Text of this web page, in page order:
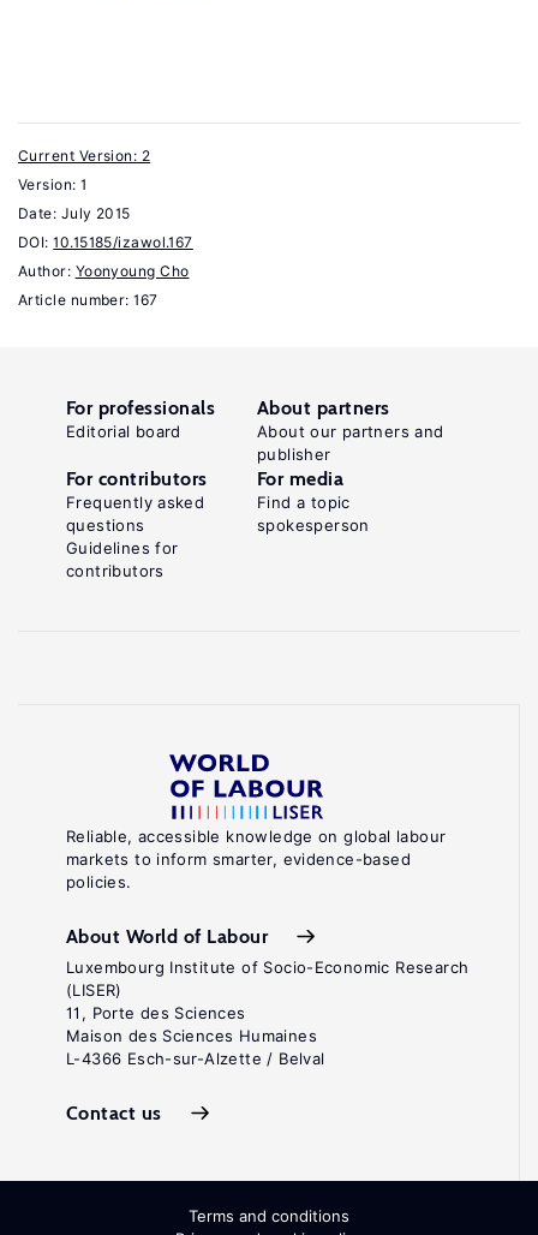
Consultative
Group
to
Assist
the
Karlan,
Valdivia,
"Teaching
clients
and
Review
Economics
and
Statistics
Current Version: 2
Version: 1
Date: July 2015
DOI: 10.15185/izawol.167
Author: Yoonyoung Cho
Article number: 167
Reliable, accessible knowledge on global labour
markets to inform smarter, evidence-based
policies.
About World of Labour
Luxembourg Institute of Socio-Economic Research
(LISER)
11, Porte des Sciences
Maison des Sciences Humaines
L-4366 Esch-sur-Alzette / Belval
Contact us
For professionals
Editorial board
About partners
About our partners and
publisher
For contributors
Frequently asked
questions
Guidelines for
contributors
For media
Find a topic
spokesperson
Terms and conditions